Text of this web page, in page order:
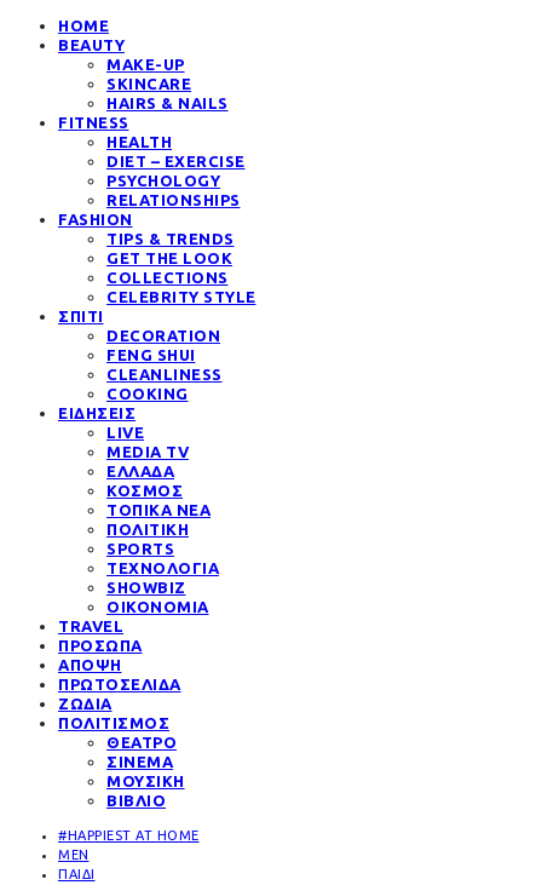
HOME
BEAUTY
MAKE-UP
SKINCARE
HAIRS & NAILS
FITNESS
HEALTH
DIET – EXERCISE
PSYCHOLOGY
RELATIONSHIPS
FASHION
TIPS & TRENDS
GET THE LOOK
COLLECTIONS
CELEBRITY STYLE
ΣΠΙΤΙ
DECORATION
FENG SHUI
CLEANLINESS
COOKING
ΕΙΔΗΣΕΙΣ
LIVE
MEDIA TV
ΕΛΛΑΔΑ
ΚΟΣΜΟΣ
ΤΟΠΙΚΑ ΝΕΑ
ΠΟΛΙΤΙΚΗ
SPORTS
ΤΕΧΝΟΛΟΓΙΑ
SHOWBIZ
ΟΙΚΟΝΟΜΙΑ
TRAVEL
ΠΡΟΣΩΠΑ
ΑΠΟΨΗ
ΠΡΩΤΟΣΕΛΙΔΑ
ΖΩΔΙΑ
ΠΟΛΙΤΙΣΜΟΣ
ΘΕΑΤΡΟ
ΣΙΝΕΜΑ
ΜΟΥΣΙΚΗ
ΒΙΒΛΙΟ
#HAPPIEST AT HOME
MEN
ΠΑΙΔΙ